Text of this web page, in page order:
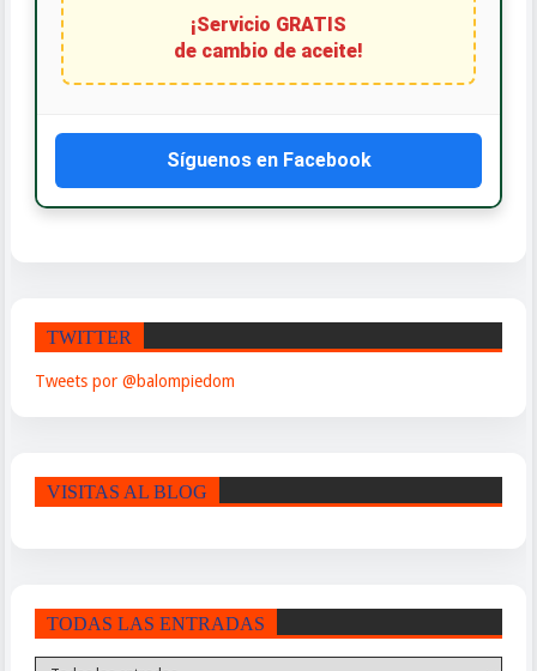
¡Servicio GRATIS
de cambio de aceite!
Síguenos en Facebook
TWITTER
Tweets por @balompiedom
VISITAS AL BLOG
TODAS LAS ENTRADAS